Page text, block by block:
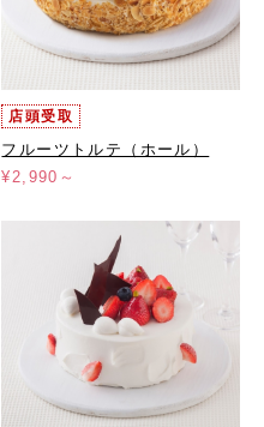
店頭受取
フルーツトルテ（ホール）
¥2,990～